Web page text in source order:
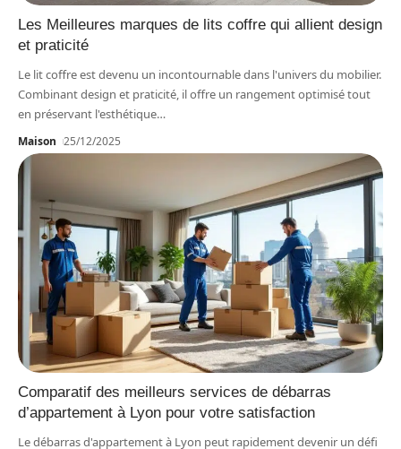
Les Meilleures marques de lits coffre qui allient design
et praticité
Le lit coffre est devenu un incontournable dans l'univers du mobilier.
Combinant design et praticité, il offre un rangement optimisé tout
en préservant l'esthétique…
Maison 25/12/2025
Comparatif des meilleurs services de débarras
d’appartement à Lyon pour votre satisfaction
Le débarras d'appartement à Lyon peut rapidement devenir un défi